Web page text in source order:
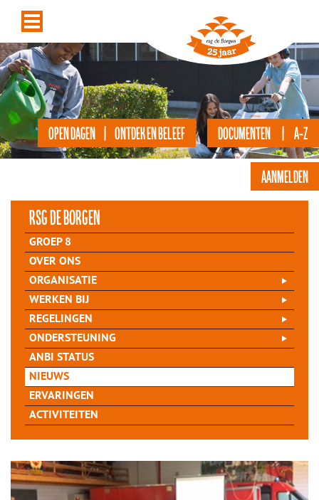
DOCUMENTEN | A-Z
OPEN DAGEN | ONTDEK EN BELEEF
AANMELDEN
rsg de Borgen
GROEP 8
OVER ONS
ORGANISATIE
WERKEN BIJ
REGELINGEN
ONDERSTEUNING
ANBI STATUS
NIEUWS
ERVARINGEN
ACTIVITEITEN